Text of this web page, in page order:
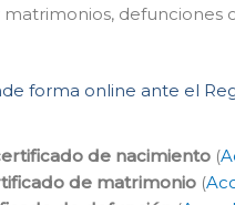
defunciones
forma online ante el
de nacimiento (
de matrimonio (